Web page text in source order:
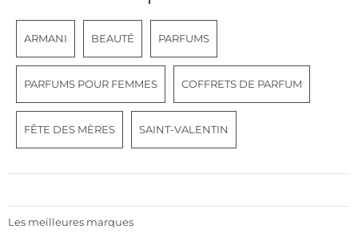
ARMANI BEAUTÉ PARFUMS
PARFUMS POUR FEMMES COFFRETS DE PARFUM
FÊTE DES MÈRES SAINT-VALENTIN
Les meilleures marques